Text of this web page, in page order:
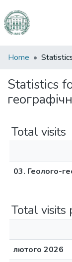
Communities
Collections
All of DSpace
Home
Statistics
Total visits
03. Геолого-
Total visits
лютого 2026